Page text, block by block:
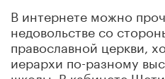
В интернете можно
недовольстве со
православной церкви,
иерархи по-разному